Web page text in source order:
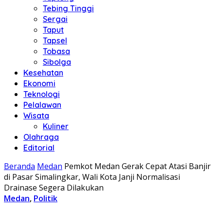
Tebing Tinggi
Sergai
Taput
Tapsel
Tobasa
Sibolga
Kesehatan
Ekonomi
Teknologi
Pelalawan
Wisata
Kuliner
Olahraga
Editorial
Beranda Medan Pemkot Medan Gerak Cepat Atasi Banjir
di Pasar Simalingkar, Wali Kota Janji Normalisasi
Drainase Segera Dilakukan
Medan, Politik